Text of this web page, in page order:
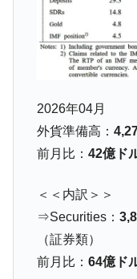
『Money1』
韓国
た ⇒ 国家が行った
『Money1』
韓国･
『Money1』
中国
国の過剰生産が世界
『Money1』
韓国
『Money1』
ン』1人当たり賠償
『Money1』
2026年04月
外貨準備高：
前月比： 42億ド
＜＜内訳＞＞
⇒Securities：
（証券類）
前月比： 64億ド